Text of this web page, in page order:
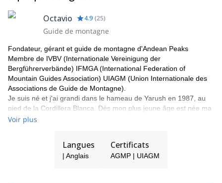
d'escalade sont inclus, le reste des repas (et les boissons) ne
sont pas inclus. L'équipement technique collectif est inclus,
l'équipement personnel de camping et d'escalade n'est pas inclus
guêtres, harnais, lunettes de neige, vêtements appropriés,
médicaments personnels, etc).
Octavio 4.9 (25)
Guide de montagne
Fondateur, gérant et guide de montagne d'Andean Peaks
Membre de IVBV (Internationale Vereinigung der
Bergführerverbände) IFMGA (International Federation of
Mountain Guides Association) UIAGM (Union Internationale des
Associations de Guide de Montagne).
Je suis né et j'ai grandi dans le hameau de Yarush en 1987, au
pied de la Cordillera Blanca. Dès mon plus jeune âge est née ma
passion pour la montagne. En 2003 j'ai commencé en tant
je suis également premier de sa classe.
J'aime faire de l'escalade sportive et ouvrir de nouvelles voies
Voir plus
Langues
| Anglais
Certificats
AGMP | UIAGM